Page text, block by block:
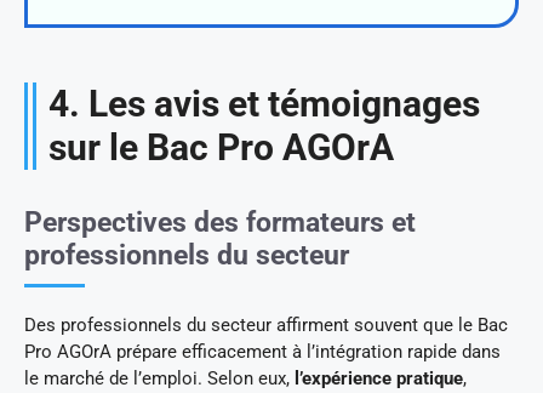
4. Les avis et témoignages
sur le Bac Pro AGOrA
Perspectives des formateurs et
professionnels du secteur
Des professionnels du secteur affirment souvent que le Bac
Pro AGOrA prépare efficacement à l’intégration rapide dans
le marché de l’emploi. Selon eux, l’expérience pratique,